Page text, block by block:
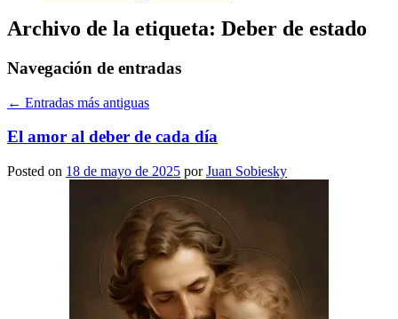
Archivo de la etiqueta: Deber de estado
Navegación de entradas
← Entradas más antiguas
El amor al deber de cada día
Posted on 18 de mayo de 2025 porJuan Sobiesky